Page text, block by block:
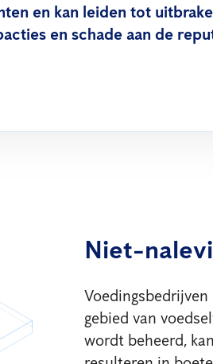
en kan leiden tot
en schade aan de
Niet-
gebied van
wordt beheerd,